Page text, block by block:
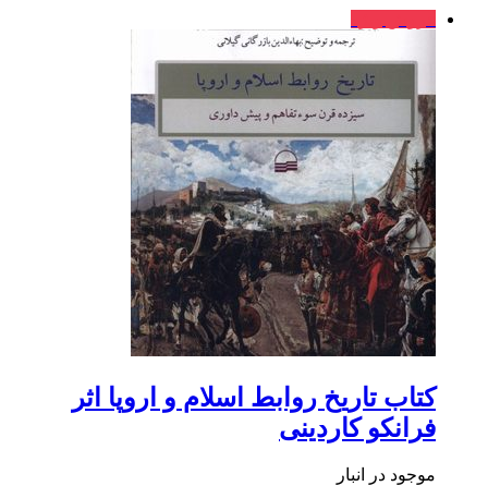
کتاب تاریخ روابط اسلام و اروپا اثر
فرانکو کاردینی
موجود در انبار